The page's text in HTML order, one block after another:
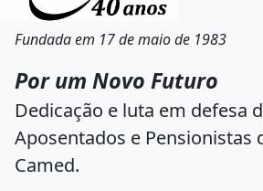
Fundada em 17 de maio de 1983
Por um Novo Futuro
Dedicação e luta em defesa
Aposentados e Pensionistas
Camed.